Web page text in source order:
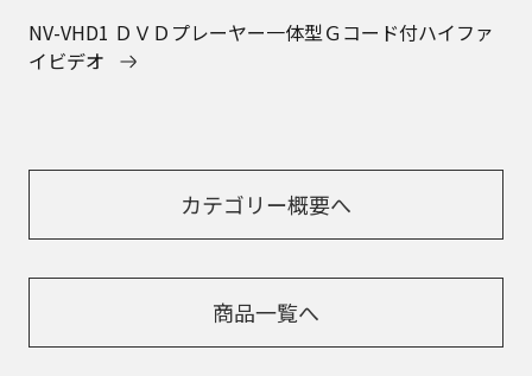
NV-VHD1 ＤＶＤプレーヤー一体型Ｇコード付ハイファ
イビデオ
カテゴリー概要へ
商品一覧へ